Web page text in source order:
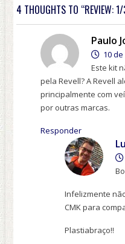
4 THOUGHTS TO “REVIEW:
Paulo
10
Este kit
pela Revell? A Revell
principalmente com
por outras marcas.
Responder
Infelizmente
CMK para
Plastiabraço!!